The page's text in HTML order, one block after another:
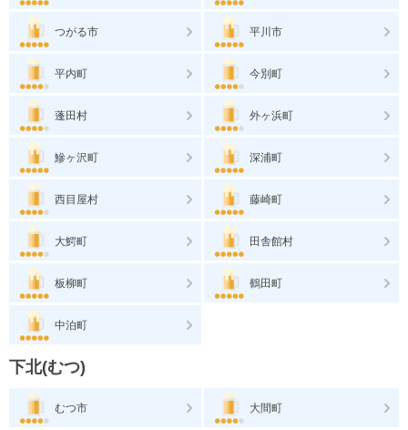
つがる市 平川市
平内町 今別町
蓬田村 外ヶ浜町
鰺ヶ沢町 深浦町
西目屋村 藤崎町
大鰐町 田舎館村
板柳町 鶴田町
中泊町
下北(むつ)
むつ市 大間町